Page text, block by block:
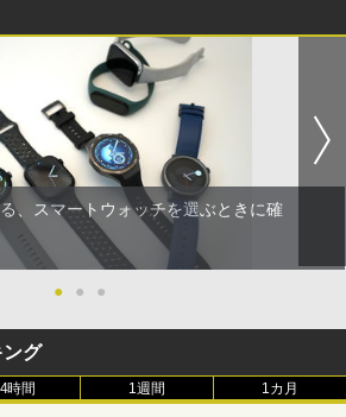
、スマートウォッチを選ぶときに確
● ● ●
グ
時間 1週間 1カ月